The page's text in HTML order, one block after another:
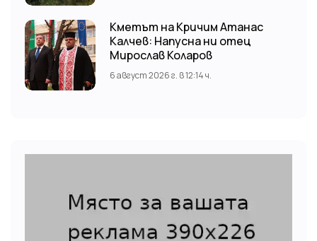
Кметът на Кричим Атанас
Калчев: Напусна ни отец
Мирослав Коларов
6 август 2026 г. в 12:14 ч.